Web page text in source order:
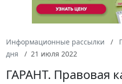
Информационные рассылки
дня
21 июля 2022
ГАРАНТ. Правовая